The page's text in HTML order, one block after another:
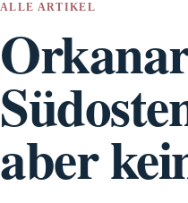
ALLE ARTIKEL
aber